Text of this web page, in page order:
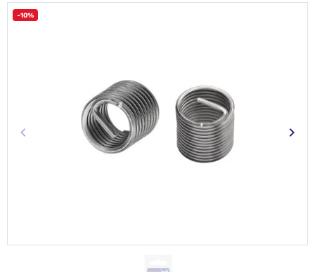
-10%
Anterior
keyboard_arrow_left keyboard_arrow_right